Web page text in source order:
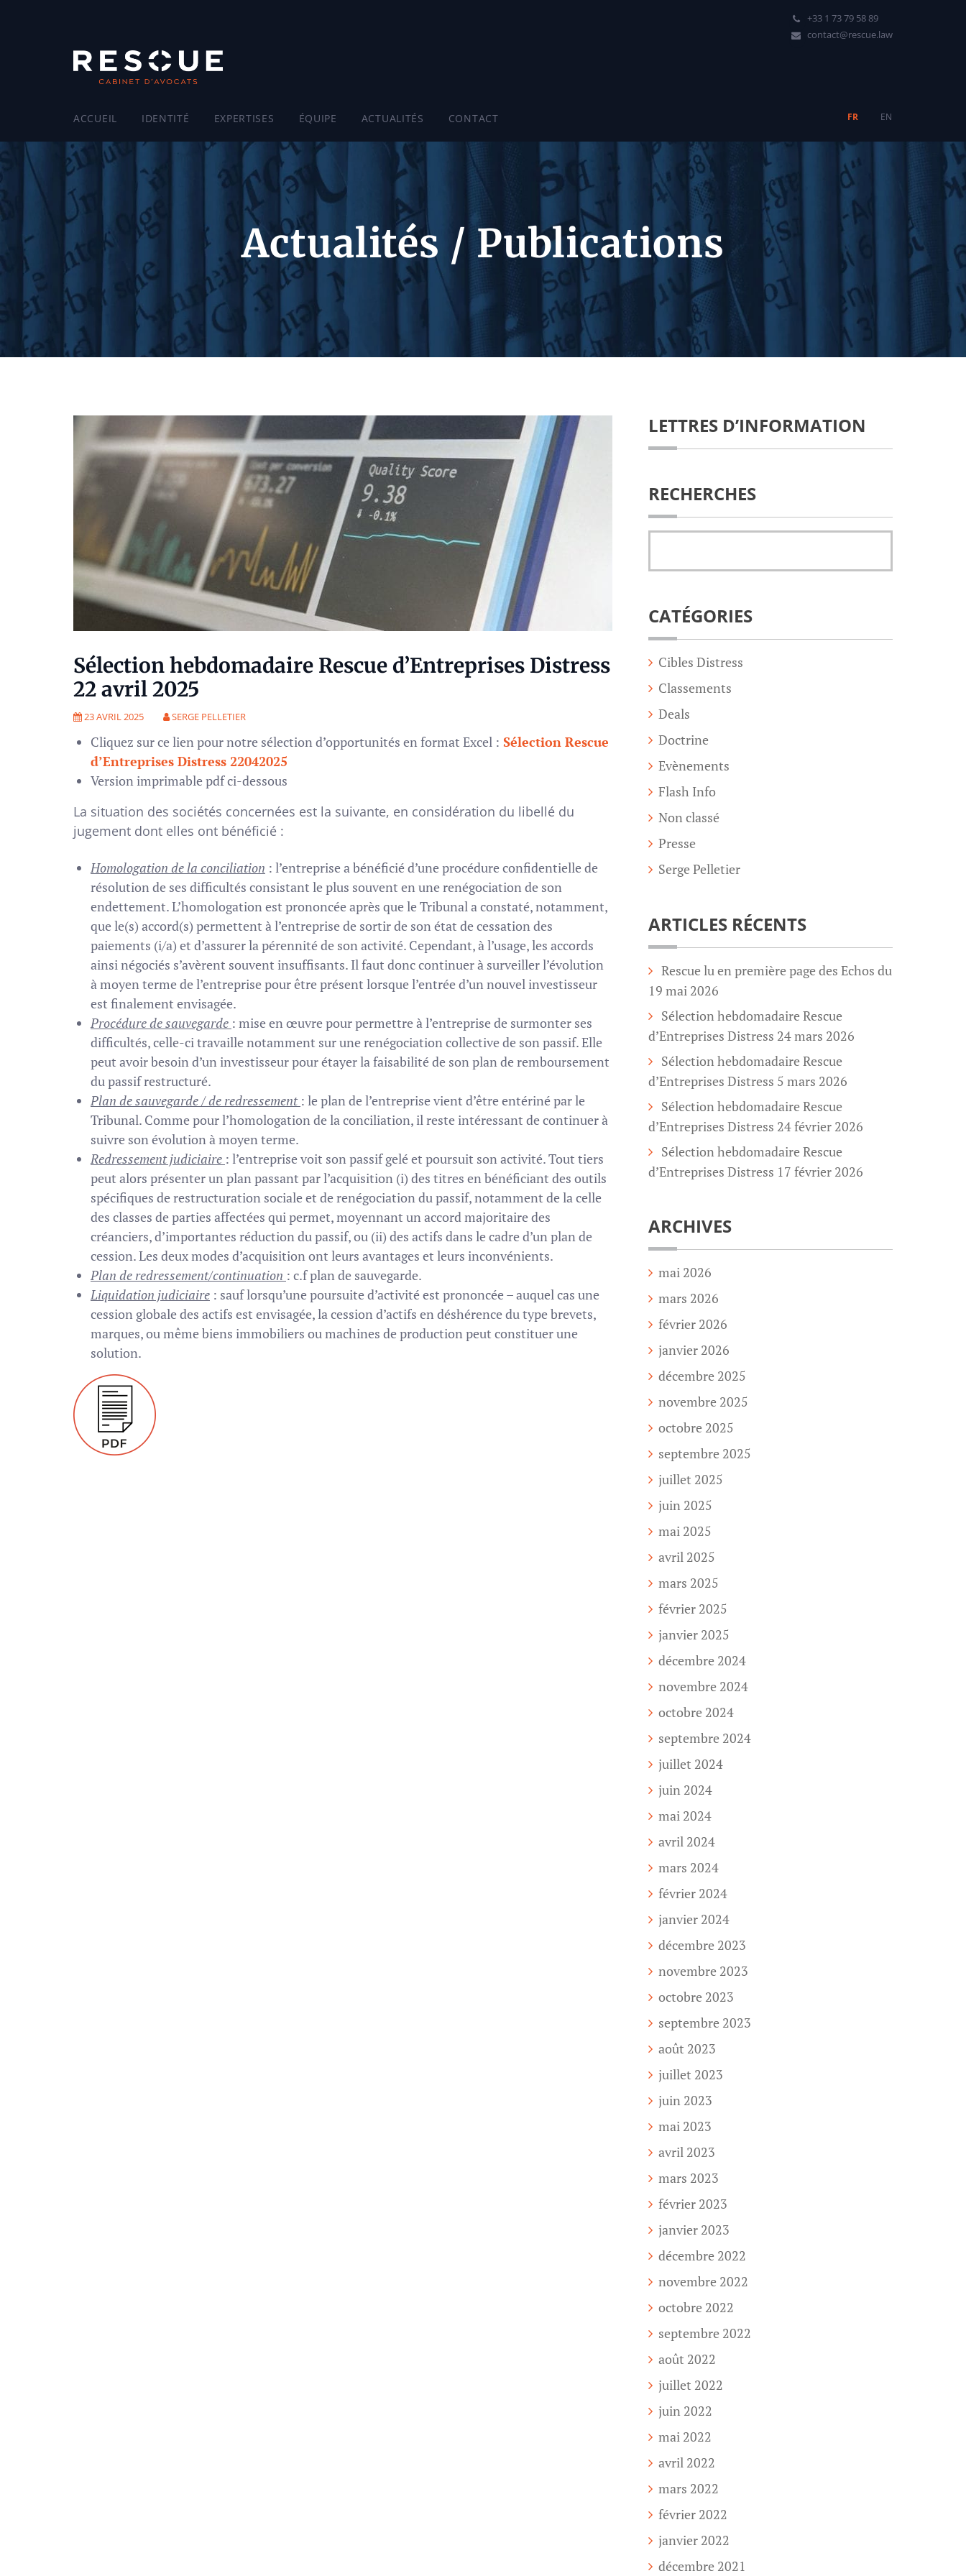
+33 1 73 79 58 89
contact@rescue.law
ACCUEIL IDENTITÉ EXPERTISES ÉQUIPE ACTUALITÉS CONTACT EN
FR
Actualités / Publications
Sélection hebdomadaire Rescue d’Entreprises Distress
22 avril 2025
23 AVRIL 2025 SERGE PELLETIER
Cliquez sur ce lien pour notre sélection d’opportunités en format Excel : Sélection Rescue
d’Entreprises Distress 22042025
Version imprimable pdf ci-dessous
La situation des sociétés concernées est la suivante, en considération du libellé du
jugement dont elles ont bénéficié :
Homologation de la conciliation : l’entreprise a bénéficié d’une procédure confidentielle de
résolution de ses difficultés consistant le plus souvent en une renégociation de son
endettement. L’homologation est prononcée après que le Tribunal a constaté, notamment,
que le(s) accord(s) permettent à l’entreprise de sortir de son état de cessation des
paiements (i/a) et d’assurer la pérennité de son activité. Cependant, à l’usage, les accords
ainsi négociés s’avèrent souvent insuffisants. Il faut donc continuer à surveiller l’évolution
à moyen terme de l’entreprise pour être présent lorsque l’entrée d’un nouvel investisseur
est finalement envisagée.
Procédure de sauvegarde : mise en œuvre pour permettre à l’entreprise de surmonter ses
difficultés, celle-ci travaille notamment sur une renégociation collective de son passif. Elle
peut avoir besoin d’un investisseur pour étayer la faisabilité de son plan de remboursement
du passif restructuré.
Plan de sauvegarde / de redressement : le plan de l’entreprise vient d’être entériné par le
Tribunal. Comme pour l’homologation de la conciliation, il reste intéressant de continuer à
suivre son évolution à moyen terme.
Redressement judiciaire : l’entreprise voit son passif gelé et poursuit son activité. Tout tiers
peut alors présenter un plan passant par l’acquisition (i) des titres en bénéficiant des outils
spécifiques de restructuration sociale et de renégociation du passif, notamment de la celle
des classes de parties affectées qui permet, moyennant un accord majoritaire des
créanciers, d’importantes réduction du passif, ou (ii) des actifs dans le cadre d’un plan de
cession. Les deux modes d’acquisition ont leurs avantages et leurs inconvénients.
Plan de redressement/continuation : c.f plan de sauvegarde.
Liquidation judiciaire : sauf lorsqu’une poursuite d’activité est prononcée – auquel cas une
cession globale des actifs est envisagée, la cession d’actifs en déshérence du type brevets,
marques, ou même biens immobiliers ou machines de production peut constituer une
solution.
LETTRES D’INFORMATION
RECHERCHES
CATÉGORIES
Cibles Distress
Classements
Deals
Doctrine
Evènements
Flash Info
Non classé
Presse
Serge Pelletier
ARTICLES RÉCENTS
Rescue lu en première page des Echos du
19 mai 2026
Sélection hebdomadaire Rescue
d’Entreprises Distress 24 mars 2026
Sélection hebdomadaire Rescue
d’Entreprises Distress 5 mars 2026
Sélection hebdomadaire Rescue
d’Entreprises Distress 24 février 2026
Sélection hebdomadaire Rescue
d’Entreprises Distress 17 février 2026
ARCHIVES
mai 2026
mars 2026
février 2026
janvier 2026
décembre 2025
novembre 2025
octobre 2025
septembre 2025
juillet 2025
juin 2025
mai 2025
avril 2025
mars 2025
février 2025
janvier 2025
décembre 2024
novembre 2024
octobre 2024
septembre 2024
juillet 2024
juin 2024
mai 2024
avril 2024
mars 2024
février 2024
janvier 2024
décembre 2023
novembre 2023
octobre 2023
septembre 2023
août 2023
juillet 2023
juin 2023
mai 2023
avril 2023
mars 2023
février 2023
janvier 2023
décembre 2022
novembre 2022
octobre 2022
septembre 2022
août 2022
juillet 2022
juin 2022
mai 2022
avril 2022
mars 2022
février 2022
janvier 2022
décembre 2021